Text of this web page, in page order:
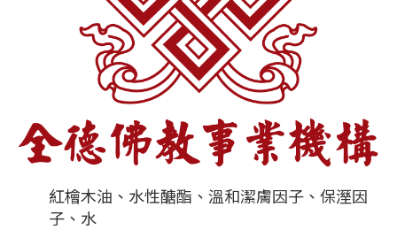
紅檜木油、水性醣酯、溫和潔膚因子、保溼因
子、水